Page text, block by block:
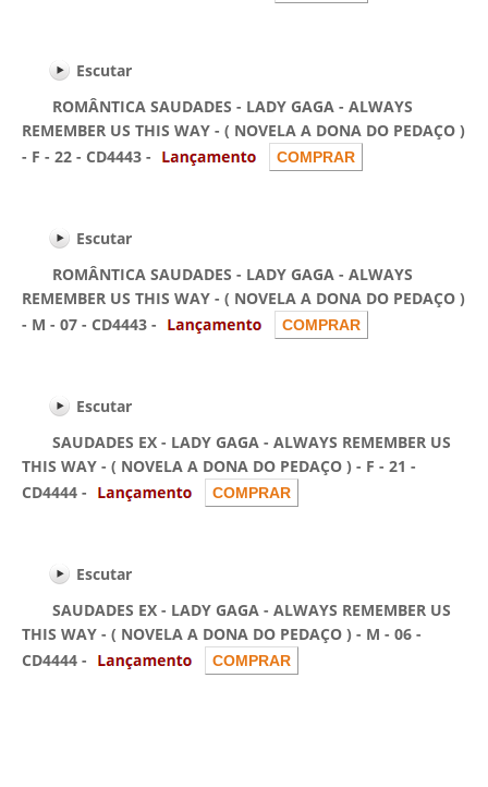
Escutar
ROMÂNTICA SAUDADES - LADY GAGA - ALWAYS
REMEMBER US THIS WAY - ( NOVELA A DONA DO PEDAÇO )
- F - 22 - CD4443 -
Escutar
ROMÂNTICA SAUDADES - LADY GAGA - ALWAYS
REMEMBER US THIS WAY - ( NOVELA A DONA DO PEDAÇO )
- M - 07 - CD4443 -
Escutar
SAUDADES EX - LADY GAGA - ALWAYS REMEMBER US
THIS WAY - ( NOVELA A DONA DO PEDAÇO ) - F - 21 -
CD4444 -
Escutar
SAUDADES EX - LADY GAGA - ALWAYS REMEMBER US
THIS WAY - ( NOVELA A DONA DO PEDAÇO ) - M - 06 -
CD4444 -